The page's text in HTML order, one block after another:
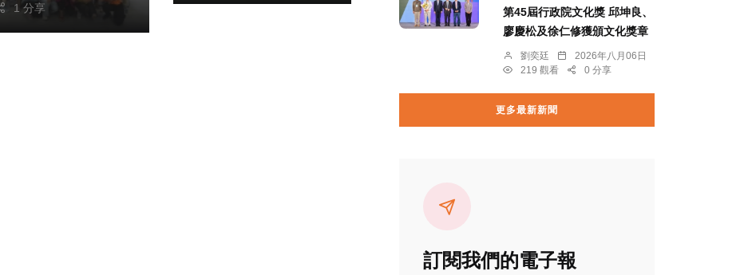
1 分享
第45屆行政院文化獎 邱坤良、
廖慶松及徐仁修獲頒文化獎章
劉奕廷
2026年八月06日
219 觀看
0 分享
更多最新新聞
訂閱我們的電子報